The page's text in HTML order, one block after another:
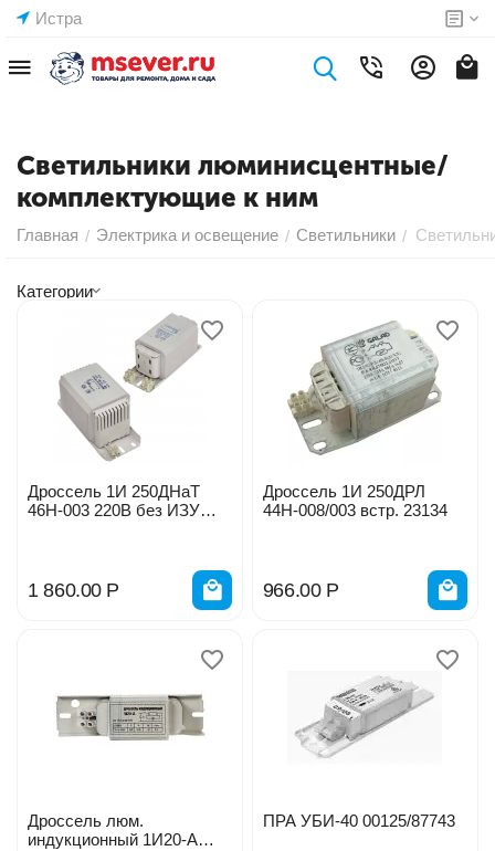
Истра
Светильники люминисцентные/
комплектующие к ним
Главная / Электрика и освещение / Светильники /
Категории
Дроссель 1И 250ДНаТ
46Н-003 220В без ИЗУ
1 860.00 Р
Дроссель 1И 250ДРЛ
44Н-008/003 встр. 23134
966.00 Р
Дроссель люм.
индукционный 1И20-А
ПРА УБИ-40 00125/87743